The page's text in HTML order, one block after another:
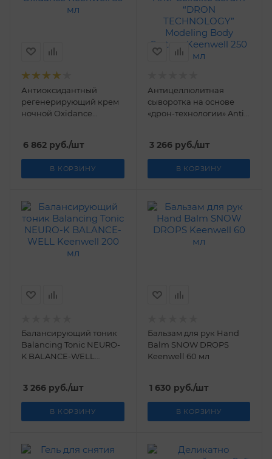
Антиоксидантный
регенерирующий крем
ночной Oxidance
6 862 руб./шт
В КОРЗИНУ
Антицеллюлитная
сыворотка на основе
«дрон-технологии» Anti-
Body System Keenwell
250 мл
3 266руб./шт
В КОРЗИНУ
Балансирующий тоник
Balancing Tonic NEURO-
K BALANCE-WELL
3 266 руб./шт
В КОРЗИНУ
Бальзам для рук Hand
Balm SNOW DROPS
Keenwell 60 мл
1 630 руб./шт
В КОРЗИНУ